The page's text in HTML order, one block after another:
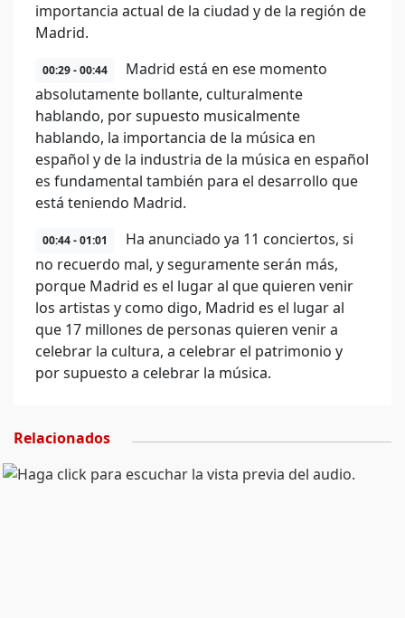
importancia actual de la ciudad y de la región de
Madrid.
00:29 - 00:44
Madrid está en ese momento
absolutamente bollante, culturalmente
hablando, por supuesto musicalmente
hablando, la importancia de la música en
español y de la industria de la música en español
es fundamental también para el desarrollo que
está teniendo Madrid.
00:44 - 01:01
Ha anunciado ya 11 conciertos, si
no recuerdo mal, y seguramente serán más,
porque Madrid es el lugar al que quieren venir
los artistas y como digo, Madrid es el lugar al
que 17 millones de personas quieren venir a
celebrar la cultura, a celebrar el patrimonio y
por supuesto a celebrar la música.
Relacionados